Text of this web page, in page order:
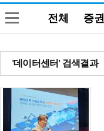
전체 증권
'데이터센터' 검색결과